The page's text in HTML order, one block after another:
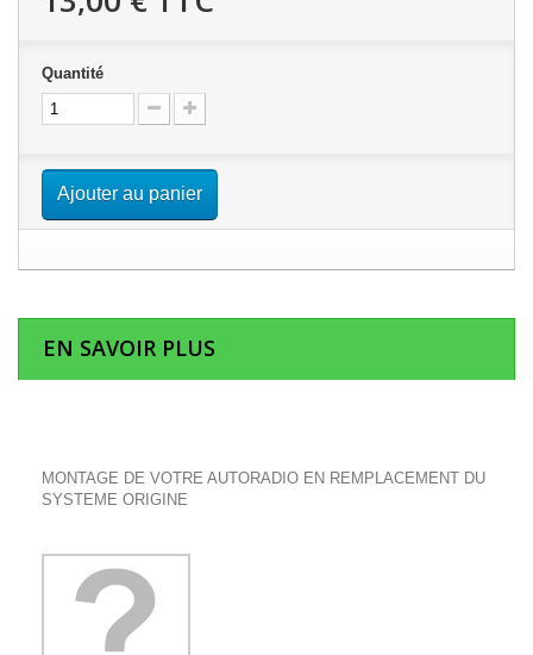
Quantité
Ajouter au panier
EN SAVOIR PLUS
MONTAGE DE VOTRE AUTORADIO EN REMPLACEMENT DU
SYSTEME ORIGINE